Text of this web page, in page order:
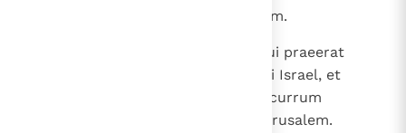
civitatibus Iudae, regnavit Roboam.
Misitque rex Roboam Adoram, qui praeerat
servituti, et lapidaverunt eum filii Israel, et
mortuus est. Porro rex Roboam currum
festinavit ascendere et fugit in Ierusalem.